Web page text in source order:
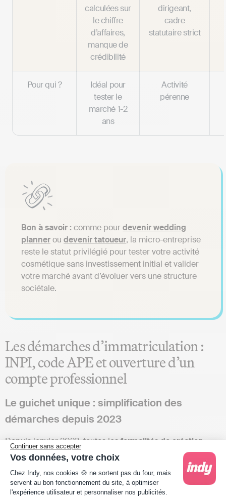
Continuer sans accepter
Vos données, votre choix
Plateforme de Gestion du Consentement :
Chez Indy, nos cookies 🍪 ne sortent pas du four, mais
servent au bon fonctionnement du site, à optimiser
l'expérience utilisateur et personnaliser nos publicités.
calculées sur
le chiffre
d’affaires,
manque de
crédibilité
dirigeant,
cadre
statutaire strict
Pour qui ?
Idéal pour
tester le
marché 1-2
ans
Activité
pérenne
Bon à savoir : comme pourdevenir wedding
plannerou devenir tatoueur, la micro-entreprise
reste le statut privilégié pour tester votre activité
cosmétique sans investissement initial et valider
votre marché avant d’évoluer vers une structure
sociétale.
Les démarches d’immatriculation :
INPI, code APE et ouverture d’un
compte professionnel
Le guichet unique : simplification des
démarches depuis 2023
Depuis janvier 2023, toutes lesformalités de création
d’entreprisepassent exclusivement par le guichet unique
. L’activité de fabrication et vente de cosmétiques
relève ducode APE 2042Z« Fabrication de parfums et de
produits pour la toilette ». Ce code est attribué